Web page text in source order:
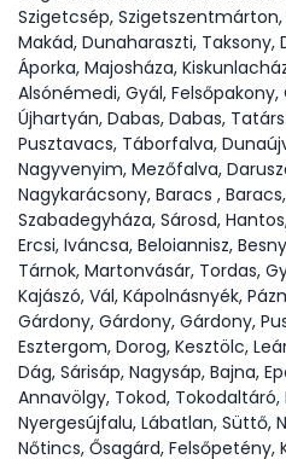
Szigetcsép,
Makád, Dunaharaszti, Taksony,
Áporka, Majosháza,
Alsónémedi, Gyál, Felsőpakony,
Újhartyán, Dabas, Dabas,
Pusztavacs, Táborfalva,
Nagyvenyim, Mezőfalva,
Nagykarácsony, Baracs ,
Szabadegyháza, Sárosd,
Ercsi, Iváncsa, Beloiannisz,
Tárnok, Martonvásár, Tordas,
Kajászó, Vál, Kápolnásnyék,
Gárdony, Gárdony, Gárdony,
Esztergom, Dorog, Kesztölc,
Dág, Sárisáp, Nagysáp, Bajna,
Annavölgy, Tokod,
Nyergesújfalu, Lábatlan, Süttő,
Nőtincs, Ősagárd, Felsőpetény,